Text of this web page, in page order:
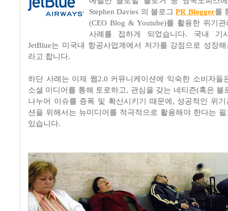
Stephen Davies 의 블로그PR Blogger를
(CEO Blog & Youtube)를 활용한 위기
사례를 접하게 되었습니다. 국내 기
JetBlue는 미국내 항공사업계에서 저가를 강점으로 성장
라고 합니다.
하단 사례는 이제 웹2.0 커뮤니케이션에 익숙한 소비자들
소셜 미디어를 통해 토로하고, 관심을 갖는 네티즌(혹은 블
나누어 이슈를 증폭 및 확산시키기 때문에, 성공적인 위
션을 위해서는 뉴미디어를 적극적으로 활용해야 한다는
있습니다.